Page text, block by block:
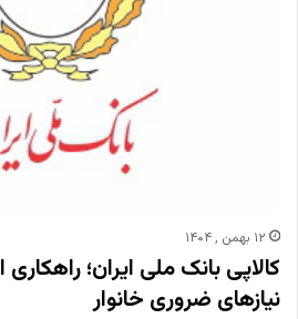
۱۲ بهمن , ۱۴۰۴
کالاپی بانک ملی ایران؛
نیازهای ضروری خانوار